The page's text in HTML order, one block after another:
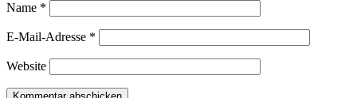
Name *
E-Mail-Adresse *
Website